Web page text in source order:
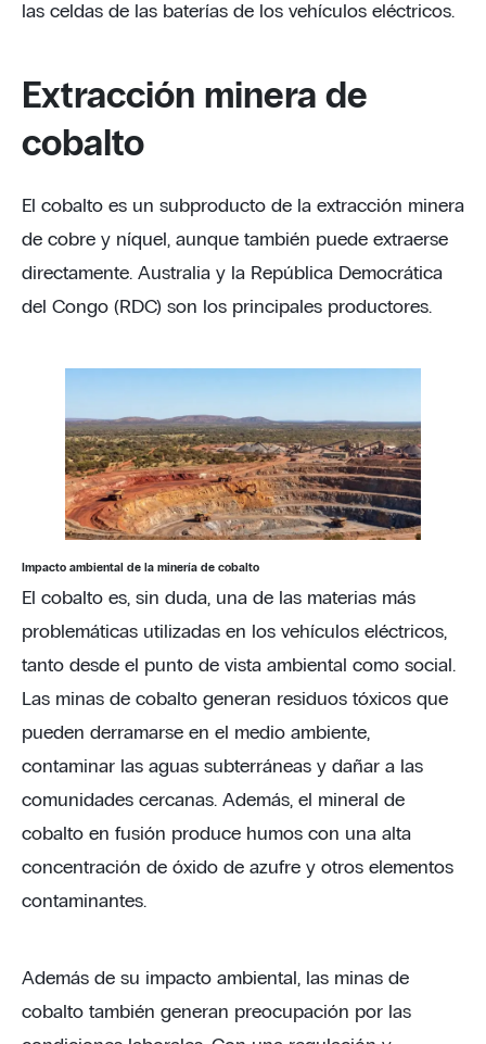
las celdas de las baterías de los vehículos eléctricos.
Extracción minera de
cobalto
El cobalto es un subproducto de la extracción minera
de cobre y níquel, aunque también puede extraerse
directamente. Australia y la República Democrática
del Congo (RDC) son los principales productores.
Impacto ambiental de la minería de cobalto
El cobalto es, sin duda, una de las materias más
problemáticas utilizadas en los vehículos eléctricos,
tanto desde el punto de vista ambiental como social.
Las minas de cobalto generan residuos tóxicos que
pueden derramarse en el medio ambiente,
contaminar las aguas subterráneas y dañar a las
comunidades cercanas. Además, el mineral de
cobalto en fusión produce humos con una alta
concentración de óxido de azufre y otros elementos
contaminantes.
Además de su impacto ambiental, las minas de
cobalto también generan preocupación por las